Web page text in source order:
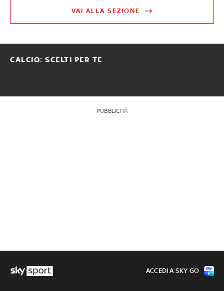
VAI ALLA SEZIONE
CALCIO: SCELTI PER TE
PUBBLICITÀ
ACCEDI A SKY GO